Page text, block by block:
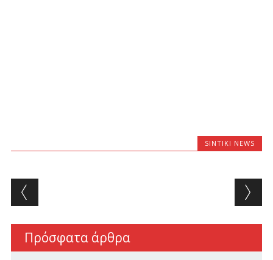
SINTIKI NEWS
Post navigation
Πρόσφατα άρθρα